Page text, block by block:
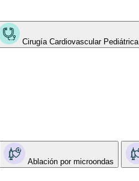
Cirugía Cardiovascular Pediátrica
Ablación por microondas